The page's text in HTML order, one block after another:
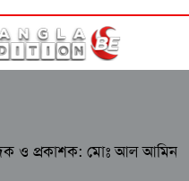
ও প্রকাশক: মোঃ আল আমিন